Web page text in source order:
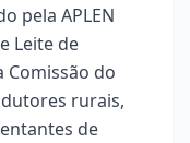
pela APLEN
Leite de
Comissão do
rurais,
de